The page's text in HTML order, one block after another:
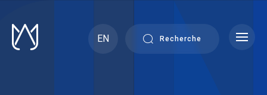
content
EN
Recherche